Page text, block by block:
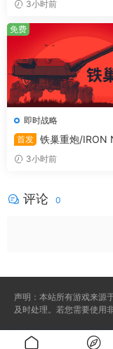
经典，挑战
经典模式：地租每
资源中精打细算！
挑战模式：拥有12
高手。
压农场。
3小时前
即时战略
首发 铁巢重炮/IRON
Heavy Turret Simulator
3小时前
免费
评论 0
声明：本站所有游戏来源
及时处理。若您需要使用